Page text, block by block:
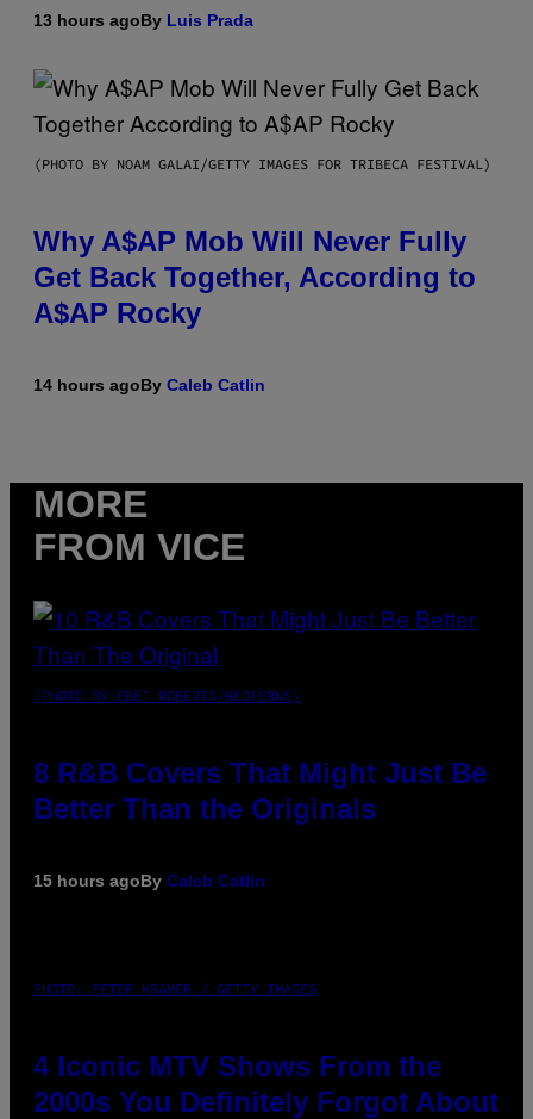
13 hours agoBy Luis Prada
(PHOTO BY NOAM GALAI/GETTY IMAGES FOR TRIBECA FESTIVAL)
Why A$AP Mob Will Never Fully
Get Back Together, According to
A$AP Rocky
14 hours agoBy Caleb Catlin
MORE
FROM VICE
(PHOTO BY EBET ROBERTS/REDFERNS)
8 R&B Covers That Might Just Be
Better Than the Originals
15 hours agoBy Caleb Catlin
PHOTO: PETER KRAMER / GETTY IMAGES
4 Iconic MTV Shows From the
2000s You Definitely Forgot About